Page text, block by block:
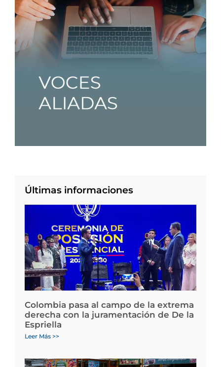
Últimas informaciones
Colombia pasa al campo de la extrema
derecha con la juramentación de De la
Espriella
Leer Más >>